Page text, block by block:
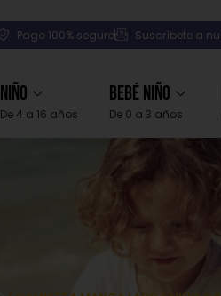
Pago 100% seguro Suscríbete a
Niño
De 4 a 16 años
Bebé Niño
De 0 a 3 años